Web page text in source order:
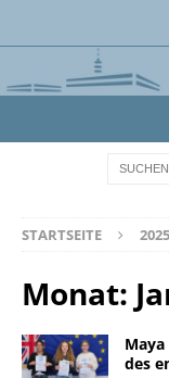
STARTSEITE 2025
Monat:
des